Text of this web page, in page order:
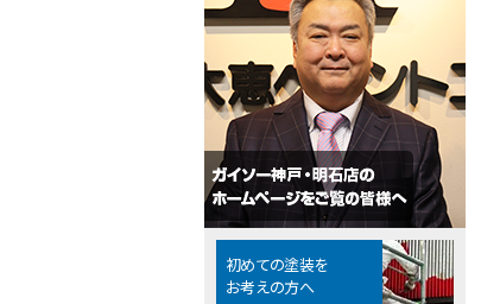
初めての塗装を
お考えの方へ